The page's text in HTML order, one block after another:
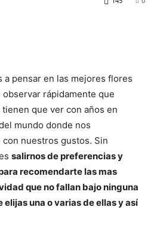
a pensar en las mejores flores
observar rápidamente que
que ver con años en
mundo donde nos
nuestros gustos. Sin
salirnos de preferencias y
recomendarte las mas
que no fallan bajo ninguna
una o varias de ellas y así